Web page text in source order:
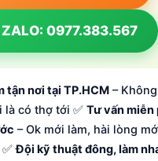
ZALO: 0977.383.567
tận nơi tại TP.HCM –
là có thợ tới ✅ Tư vấn miễn
– Ok mới làm, hài lòng
✅Đội kỹ thuật đông, làm